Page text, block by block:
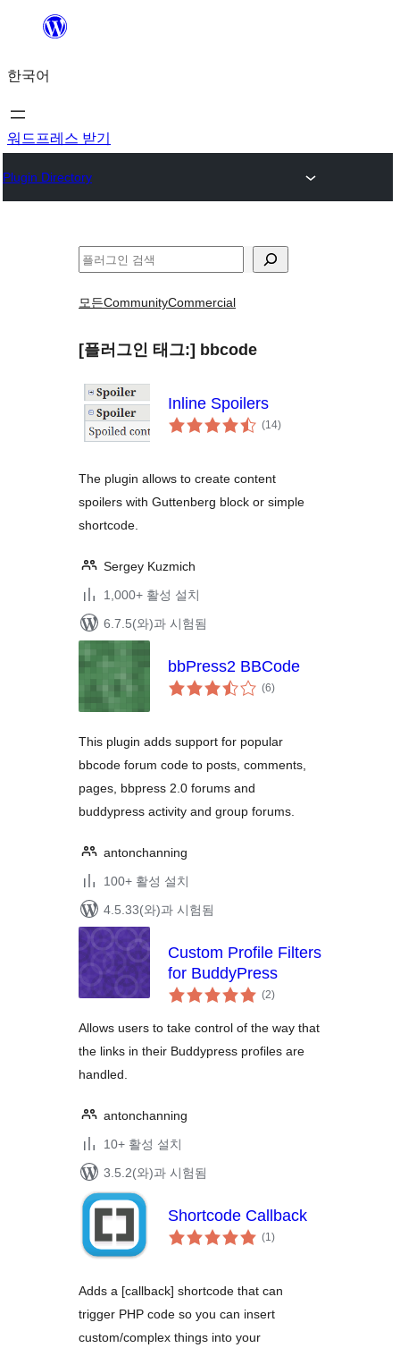
츠
로
바
가
한국어
워드프레스 받기
Plugin Directory
검
모든CommunityCommercial
[플러그인 태그:] bbcode
Inline Spoilers
(14전
체)
The plugin allows to create content
spoilers with Guttenberg block or simple
shortcode.
Sergey Kuzmich
1,000+ 활성 설치
6.7.5(와)과 시험됨
bbPress2 BBCode
(6전
체)
This plugin adds support for popular
bbcode forum code to posts, comments,
pages, bbpress 2.0 forums and
buddypress activity and group forums.
antonchanning
100+ 활성 설치
4.5.33(와)과 시험됨
Custom Profile Filters
for BuddyPress
(2전
체)
Allows users to take control of the way that
the links in their Buddypress profiles are
handled.
antonchanning
10+ 활성 설치
3.5.2(와)과 시험됨
Shortcode Callback
(1전
체)
Adds a [callback] shortcode that can
trigger PHP code so you can insert
custom/complex things into your